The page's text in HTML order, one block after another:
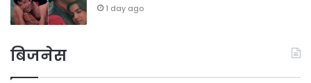
1 day ago
बिजनेस